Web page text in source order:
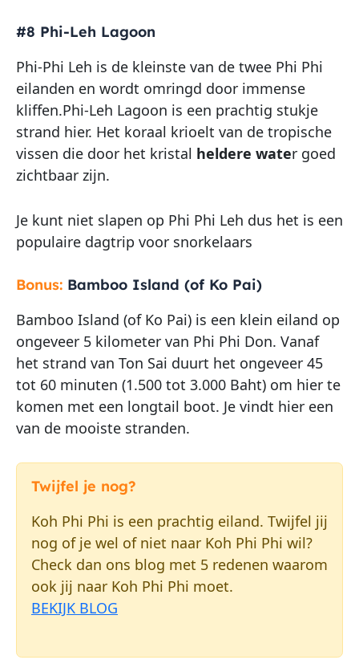
#8 Phi-Leh Lagoon
Phi-Phi Leh is de kleinste van de twee Phi Phi
eilanden en wordt omringd door immense
kliffen.Phi-Leh Lagoon is een prachtig stukje
strand hier. Het koraal krioelt van de tropische
vissen die door het kristal heldere water goed
zichtbaar zijn.
Je kunt niet slapen op Phi Phi Leh dus het is een
populaire dagtrip voor snorkelaars
Bonus: Bamboo Island (of Ko Pai)
Bamboo Island (of Ko Pai) is een klein eiland op
ongeveer 5 kilometer van Phi Phi Don. Vanaf
het strand van Ton Sai duurt het ongeveer 45
tot 60 minuten (1.500 tot 3.000 Baht) om hier te
komen met een longtail boot. Je vindt hier een
van de mooiste stranden.
Twijfel je nog?
Koh Phi Phi is een prachtig eiland. Twijfel jij
nog of je wel of niet naar Koh Phi Phi wil?
Check dan ons blog met 5 redenen waarom
ook jij naar Koh Phi Phi moet.
BEKIJK BLOG